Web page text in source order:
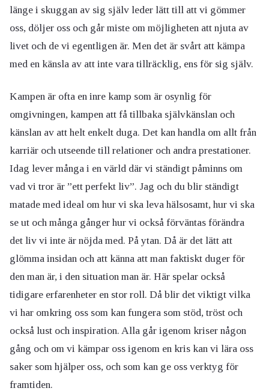
länge i skuggan av sig själv leder lätt till att vi gömmer
oss, döljer oss och går miste om möjligheten att njuta av
livet och de vi egentligen är. Men det är svårt att kämpa
med en känsla av att inte vara tillräcklig, ens för sig själv.
Kampen är ofta en inre kamp som är osynlig för
omgivningen, kampen att få tillbaka självkänslan och
känslan av att helt enkelt duga. Det kan handla om allt från
karriär och utseende till relationer och andra prestationer.
Idag lever många i en värld där vi ständigt påminns om
vad vi tror är ”ett perfekt liv”. Jag och du blir ständigt
matade med ideal om hur vi ska leva hälsosamt, hur vi ska
se ut och många gånger hur vi också förväntas förändra
det liv vi inte är nöjda med. På ytan. Då är det lätt att
glömma insidan och att känna att man faktiskt duger för
den man är, i den situation man är. Här spelar också
tidigare erfarenheter en stor roll. Då blir det viktigt vilka
vi har omkring oss som kan fungera som stöd, tröst och
också lust och inspiration. Alla går igenom kriser någon
gång och om vi kämpar oss igenom en kris kan vi lära oss
saker som hjälper oss, och som kan ge oss verktyg för
framtiden.